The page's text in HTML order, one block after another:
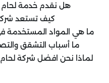
هل نقدم خدمة لحام
كيف تستعد
ما هي المواد المستخدمة
ما أسباب التشقق
لماذا نحن افضل شركة لحام